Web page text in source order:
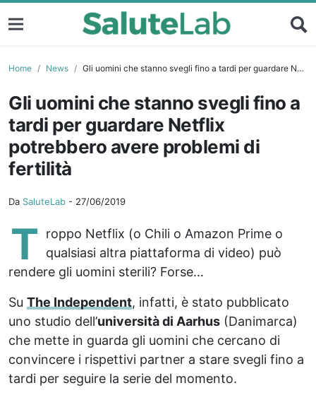
Home News Gli uomini che stanno svegli fino a tardi per guardare Netflix potrebbero avere problemi di fertilità
Gli uomini che stanno svegli fino a
tardi per guardare Netflix
potrebbero avere problemi di
fertilità
Da SaluteLab - 27/06/2019
T
roppo Netflix (o Chili o Amazon Prime o
qualsiasi altra piattaforma di video) può
rendere gli uomini sterili? Forse…
Su The Independent, infatti, è stato pubblicato
uno studio dell’università di Aarhus (Danimarca)
che mette in guarda gli uomini che cercano di
convincere i rispettivi partner a stare svegli fino a
tardi per seguire la serie del momento.